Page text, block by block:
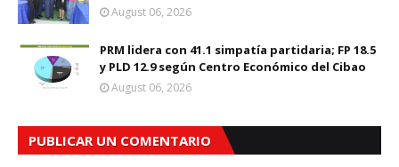
August 06, 2026
PRM lidera con 41.1 simpatía partidaria; FP 18.5
y PLD 12.9 según Centro Económico del Cibao
August 06, 2026
PUBLICAR UN COMENTARIO